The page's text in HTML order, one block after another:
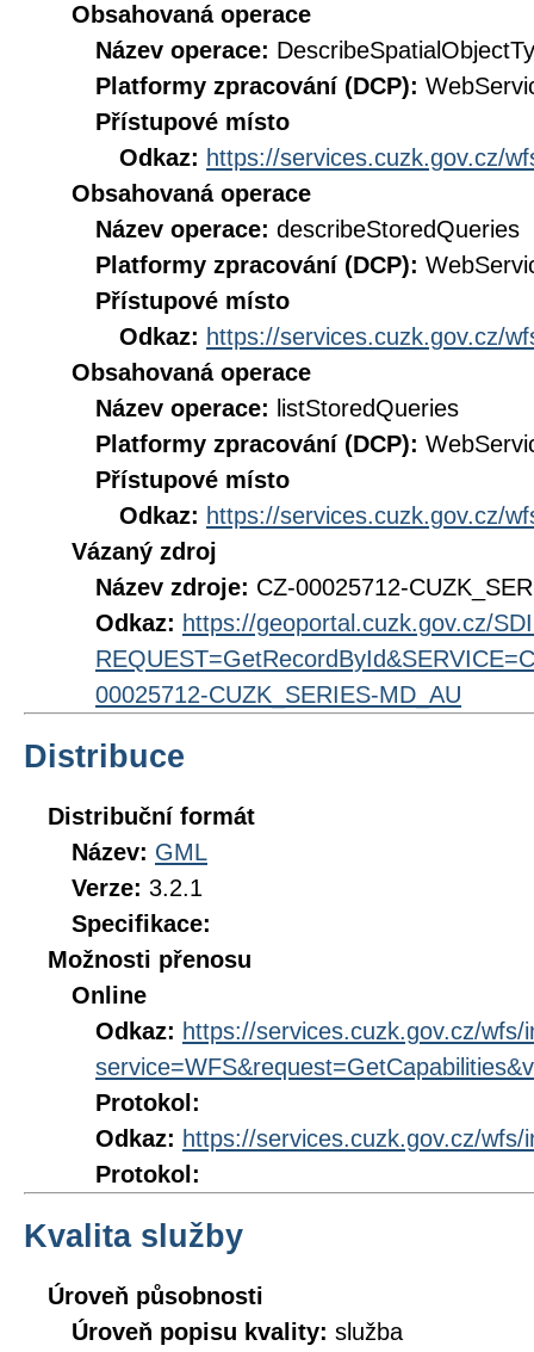
Obsahovaná operace
Název operace:
Platformy zpracování (DCP):
Přístupové místo
Odkaz: https://services.cuzk.gov.cz/
Obsahovaná operace
Název operace: describeStoredQueries
Platformy zpracování (DCP):
Přístupové místo
Odkaz: https://services.cuzk.gov.cz/
Obsahovaná operace
Název operace: listStoredQueries
Platformy zpracování (DCP):
Přístupové místo
Odkaz: https://services.cuzk.gov.cz/
Vázaný zdroj
Název zdroje: CZ-00025712-
Odkaz: https://geoportal.cuzk.gov.cz/
00025712-CUZK_SERIES-MD_AU
Distribuce
Distribuční formát
Název: GML
Verze: 3.2.1
Specifikace:
Možnosti přenosu
Online
Odkaz: https://services.cuzk.gov.cz/wfs/
Protokol:
Odkaz: https://services.cuzk.gov.cz/wfs/
Protokol:
Kvalita služby
Úroveň působnosti
Úroveň popisu kvality: služba